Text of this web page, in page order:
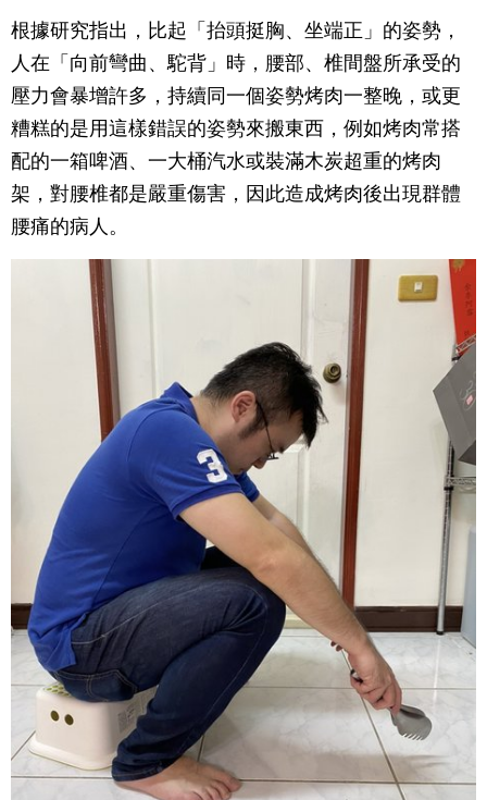
根據研究指出，比起「抬頭挺胸、坐端正」的姿勢，
人在「向前彎曲、駝背」時，腰部、椎間盤所承受的
壓力會暴增許多，持續同一個姿勢烤肉一整晚，或更
糟糕的是用這樣錯誤的姿勢來搬東西，例如烤肉常搭
配的一箱啤酒、一大桶汽水或裝滿木炭超重的烤肉
架，對腰椎都是嚴重傷害，因此造成烤肉後出現群體
腰痛的病人。